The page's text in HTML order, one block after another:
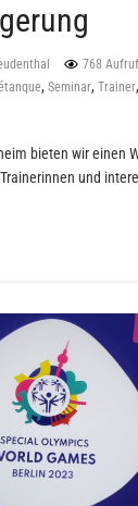
768
, Seminar, Trainer,
bieten wir einen
und